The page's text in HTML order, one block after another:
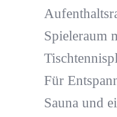
Spieleraum
Für
Sauna und